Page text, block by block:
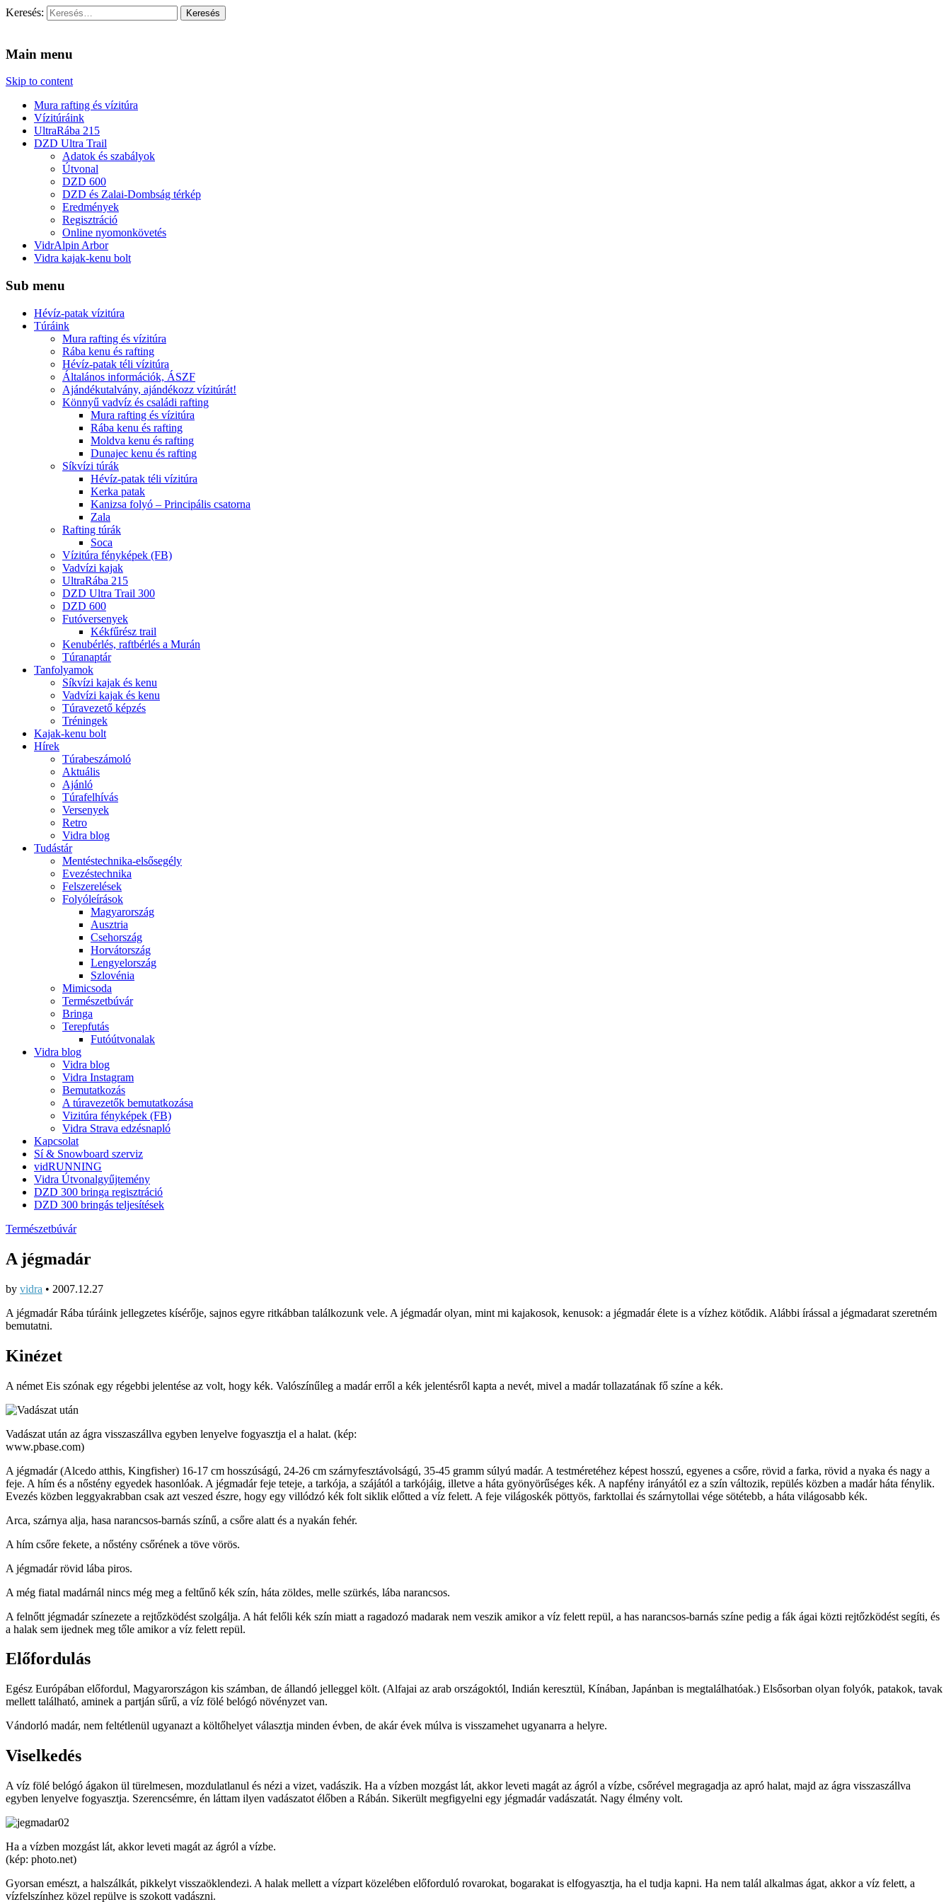
Keresés:
Main menu
Skip to content
Mura rafting és vízitúra
Vízitúráink
UltraRába 215
DZD Ultra Trail
Adatok és szabályok
Útvonal
DZD 600
DZD és Zalai-Dombság térkép
Eredmények
Regisztráció
Online nyomonkövetés
VidrAlpin Arbor
Vidra kajak-kenu bolt
Sub menu
Hévíz-patak vízitúra
Túráink
Mura rafting és vízitúra
Rába kenu és rafting
Hévíz-patak téli vízitúra
Általános információk, ÁSZF
Ajándékutalvány, ajándékozz vízitúrát!
Könnyű vadvíz és családi rafting
Mura rafting és vízitúra
Rába kenu és rafting
Moldva kenu és rafting
Dunajec kenu és rafting
Síkvízi túrák
Hévíz-patak téli vízitúra
Kerka patak
Kanizsa folyó – Principális csatorna
Zala
Rafting túrák
Soca
Vízitúra fényképek (FB)
Vadvízi kajak
UltraRába 215
DZD Ultra Trail 300
DZD 600
Futóversenyek
Kékfűrész trail
Kenubérlés, raftbérlés a Murán
Túranaptár
Tanfolyamok
Síkvízi kajak és kenu
Vadvízi kajak és kenu
Túravezető képzés
Tréningek
Kajak-kenu bolt
Hírek
Túrabeszámoló
Aktuális
Ajánló
Túrafelhívás
Versenyek
Retro
Vidra blog
Tudástár
Mentéstechnika-elsősegély
Evezéstechnika
Felszerelések
Folyóleírások
Magyarország
Ausztria
Csehország
Horvátország
Lengyelország
Szlovénia
Mimicsoda
Természetbúvár
Bringa
Terepfutás
Futóútvonalak
Vidra blog
Vidra blog
Vidra Instagram
Bemutatkozás
A túravezetők bemutatkozása
Vizitúra fényképek (FB)
Vidra Strava edzésnapló
Kapcsolat
Sí & Snowboard szerviz
vidRUNNING
Vidra Útvonalgyűjtemény
DZD 300 bringa regisztráció
DZD 300 bringás teljesítések
Természetbúvár
A jégmadár
by vidra • 2007.12.27
A jégmadár Rába túráink jellegzetes kísérője, sajnos egyre ritkábban találkozunk vele. A jégmadár olyan, mint mi kajakosok, kenusok: a jégmadár élete is a vízhez kötődik. Alábbi írással a jégmadarat szeretném
bemutatni.
Kinézet
A német Eis szónak egy régebbi jelentése az volt, hogy kék. Valószínűleg a madár erről a kék jelentésről kapta a nevét, mivel a madár tollazatának fő színe a kék.
Vadászat után az ágra visszaszállva egyben lenyelve fogyasztja el a halat. (kép:
www.pbase.com)
A jégmadár (Alcedo atthis, Kingfisher) 16-17 cm hosszúságú, 24-26 cm szárnyfesztávolságú, 35-45 gramm súlyú madár. A testméretéhez képest hosszú, egyenes a csőre, rövid a farka, rövid a nyaka és nagy a
feje. A hím és a nőstény egyedek hasonlóak. A jégmadár feje teteje, a tarkója, a szájától a tarkójáig, illetve a háta gyönyörűséges kék. A napfény irányától ez a szín változik, repülés közben a madár háta fénylik.
Evezés közben leggyakrabban csak azt veszed észre, hogy egy villódzó kék folt siklik előtted a víz felett. A feje világoskék pöttyös, farktollai és szárnytollai vége sötétebb, a háta világosabb kék.
Arca, szárnya alja, hasa narancsos-barnás színű, a csőre alatt és a nyakán fehér.
A hím csőre fekete, a nőstény csőrének a töve vörös.
A jégmadár rövid lába piros.
A még fiatal madárnál nincs még meg a feltűnő kék szín, háta zöldes, melle szürkés, lába narancsos.
A felnőtt jégmadár színezete a rejtőzködést szolgálja. A hát felőli kék szín miatt a ragadozó madarak nem veszik amikor a víz felett repül, a has narancsos-barnás színe pedig a fák ágai közti rejtőzködést segíti, és
a halak sem ijednek meg tőle amikor a víz felett repül.
Előfordulás
Egész Európában előfordul, Magyarországon kis számban, de állandó jelleggel költ. (Alfajai az arab országoktól, Indián keresztül, Kínában, Japánban is megtalálhatóak.) Elsősorban olyan folyók, patakok, tavak
mellett található, aminek a partján sűrű, a víz fölé belógó növényzet van.
Vándorló madár, nem feltétlenül ugyanazt a költőhelyet választja minden évben, de akár évek múlva is visszamehet ugyanarra a helyre.
Viselkedés
A víz fölé belógó ágakon ül türelmesen, mozdulatlanul és nézi a vizet, vadászik. Ha a vízben mozgást lát, akkor leveti magát az ágról a vízbe, csőrével megragadja az apró halat, majd az ágra visszaszállva
egyben lenyelve fogyasztja. Szerencsémre, én láttam ilyen vadászatot élőben a Rábán. Sikerült megfigyelni egy jégmadár vadászatát. Nagy élmény volt.
Ha a vízben mozgást lát, akkor leveti magát az ágról a vízbe.
(kép: photo.net)
Gyorsan emészt, a halszálkát, pikkelyt visszaöklendezi. A halak mellett a vízpart közelében előforduló rovarokat, bogarakat is elfogyasztja, ha el tudja kapni. Ha nem talál alkalmas ágat, akkor a víz felett, a
vízfelszínhez közel repülve is szokott vadászni.